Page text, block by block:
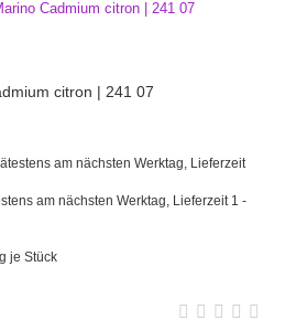
citron | 241 07
am nächsten Werktag, Lieferzeit 1 -
je Stück